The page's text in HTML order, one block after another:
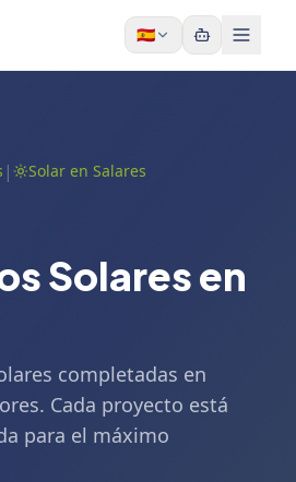
🇪🇸
| Solar en Salares
Solares en
completadas en
Cada proyecto está
para el máximo